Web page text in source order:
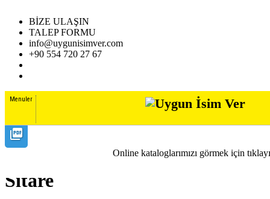
BİZE ULAŞIN
TALEP FORMU
info@uygunisimver.com
+90 554 720 27 67
Menuler
picture_as_pdf
Online kataloglarımızı görmek için
Sitare